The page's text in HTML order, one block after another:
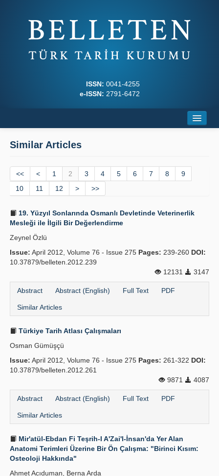
ISSN: 0041-4255
e-ISSN: 2791-6472
Journal Boards
Writing Rules
Principles
Publication Policies
Guidelines
Similar Articles
<< < 1 2 3 4 5 6 7 8
9
10
11 12 > >>
19. Yüzyıl Sonlarında Osmanlı Devletinde Veteriner­lik
Mesleği ile İlgili Bir Değerlendirme
Zeynel Özlü
Issue: April 2012, Volume 76 - Issue 275 Pages: 239-260 DOI:
10.37879/belleten.2012.239
12131
3147
Abstract Abstract (English) Full Text PDF
Similar Articles
Türkiye Tarih Atlası Çalışmaları
Osman Gümüşçü
Issue: April 2012, Volume 76 - Issue 275 Pages: 261-322 DOI:
10.37879/belleten.2012.261
9871
4087
Abstract Abstract (English) Full Text PDF
Similar Articles
Mir'atül-Ebdan Fi Teşrih-I A'Zai'l-İnsan'da Yer Alan
Anatomi Terimleri Üzerine Bir Ön Çalışma: "Birinci Kısım:
Osteoloji Hakkında"
Ahmet Acıduman, Berna Arda